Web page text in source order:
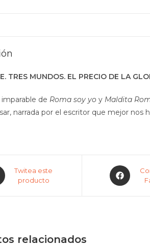
TRES MUNDOS. EL PRECIO DE LA
de Roma soy yo y Maldita
narrada por el escritor que mejor nos
Twitea este
producto
relacionados